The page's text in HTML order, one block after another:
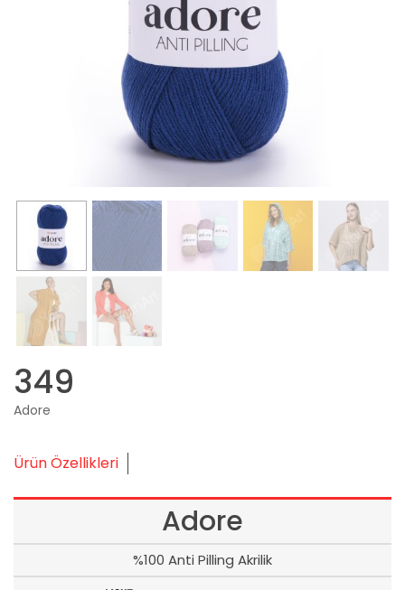
349
Adore
Ürün Özellikleri
Adore
%100 Anti Pilling Akrilik